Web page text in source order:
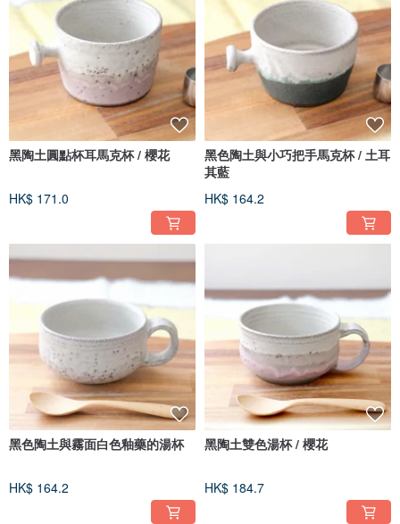
黑陶土圓點杯耳馬克杯 / 櫻花
HK$ 171.0
黑色陶土與小巧把手馬克杯 / 土耳
其藍
HK$ 164.2
黑色陶土與霧面白色釉藥的湯杯
HK$ 164.2
黑陶土雙色湯杯 / 櫻花
HK$ 184.7